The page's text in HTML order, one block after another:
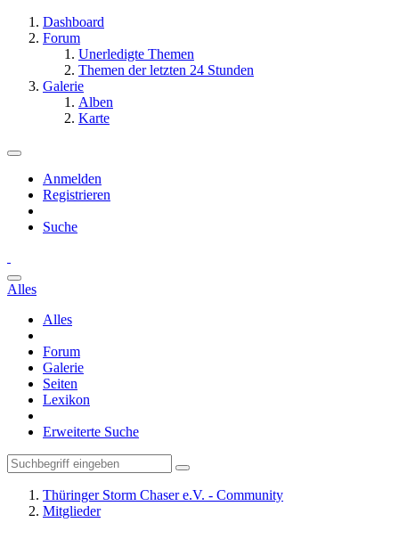
Dashboard
Forum
Unerledigte Themen
Themen der letzten 24 Stunden
Galerie
Alben
Karte
Anmelden
Registrieren
Suche
Alles
Alles
Forum
Galerie
Seiten
Lexikon
Erweiterte Suche
Thüringer Storm Chaser e.V. - Community
Mitglieder